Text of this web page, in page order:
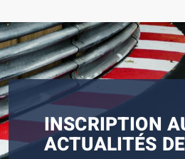
INSCRIPTION
ACTUALITÉS